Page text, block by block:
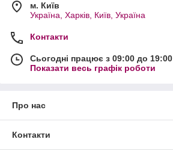
м. Київ
Україна, Харків, Київ, Україна
Контакти
Сьогодні працює з 09:00 до 19:00
Показати весь графік роботи
Про нас
Контакти